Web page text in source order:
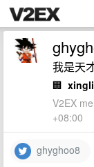
我是天
🏢
V2EX
+08:00
ghyghoo8